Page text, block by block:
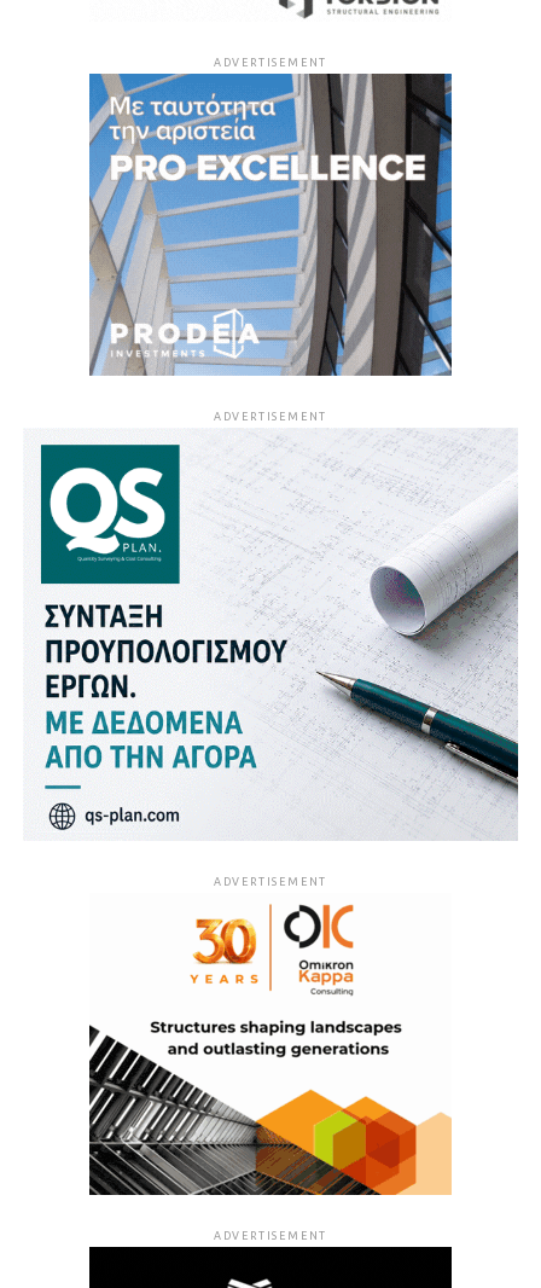
ADVERTISEMENT
ADVERTISEMENT
ADVERTISEMENT
ADVERTISEMENT